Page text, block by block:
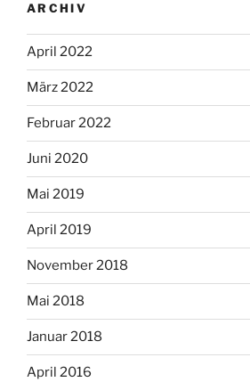
ARCHIV
April 2022
März 2022
Februar 2022
Juni 2020
Mai 2019
April 2019
November 2018
Mai 2018
Januar 2018
April 2016